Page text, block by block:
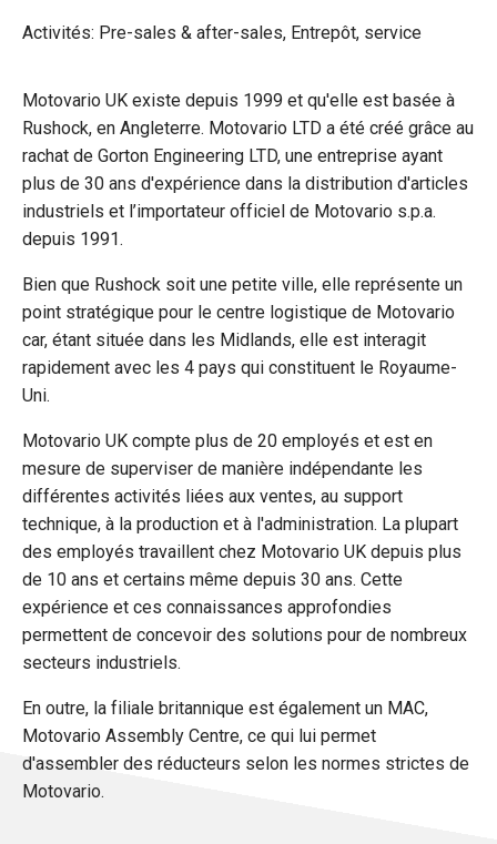
Activités: Pre-sales & after-sales, Entrepôt, service
Motovario UK existe depuis 1999 et qu'elle est basée à
Rushock, en Angleterre. Motovario LTD a été créé grâce au
rachat de Gorton Engineering LTD, une entreprise ayant
plus de 30 ans d'expérience dans la distribution d'articles
industriels et l’importateur officiel de Motovario s.p.a.
depuis 1991.
Bien que Rushock soit une petite ville, elle représente un
point stratégique pour le centre logistique de Motovario
car, étant située dans les Midlands, elle est interagit
rapidement avec les 4 pays qui constituent le Royaume-
Uni.
Motovario UK compte plus de 20 employés et est en
mesure de superviser de manière indépendante les
différentes activités liées aux ventes, au support
technique, à la production et à l'administration. La plupart
des employés travaillent chez Motovario UK depuis plus
de 10 ans et certains même depuis 30 ans. Cette
expérience et ces connaissances approfondies
permettent de concevoir des solutions pour de nombreux
secteurs industriels.
En outre, la filiale britannique est également un MAC,
Motovario Assembly Centre, ce qui lui permet
d'assembler des réducteurs selon les normes strictes de
Motovario.